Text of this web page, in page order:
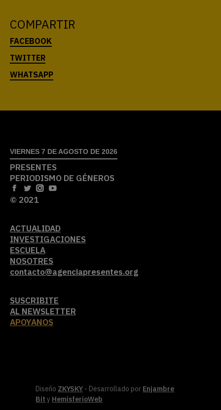
COMPARTIR
VIERNES 7 DE AGOSTO DE 2026
PRESENTES
PERIODISMO DE GÉNEROS
© 2021
ACTUALIDAD
INVESTIGACIONES
ESCUELA
NOSOTRES
contacto@agenciapresentes.org
SUSCRIBITE
AL NEWSLETTER
APOYANOS
Diseño ZKYSKY - Desarrollado por Enjambre
Bit y HemisferioWeb